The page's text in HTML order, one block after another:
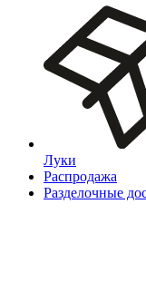
Луки
Распродажа
Разделочные